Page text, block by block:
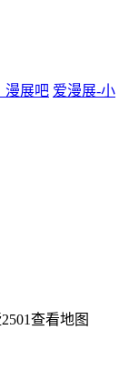
漫展吧 爱漫展-小
查看地图